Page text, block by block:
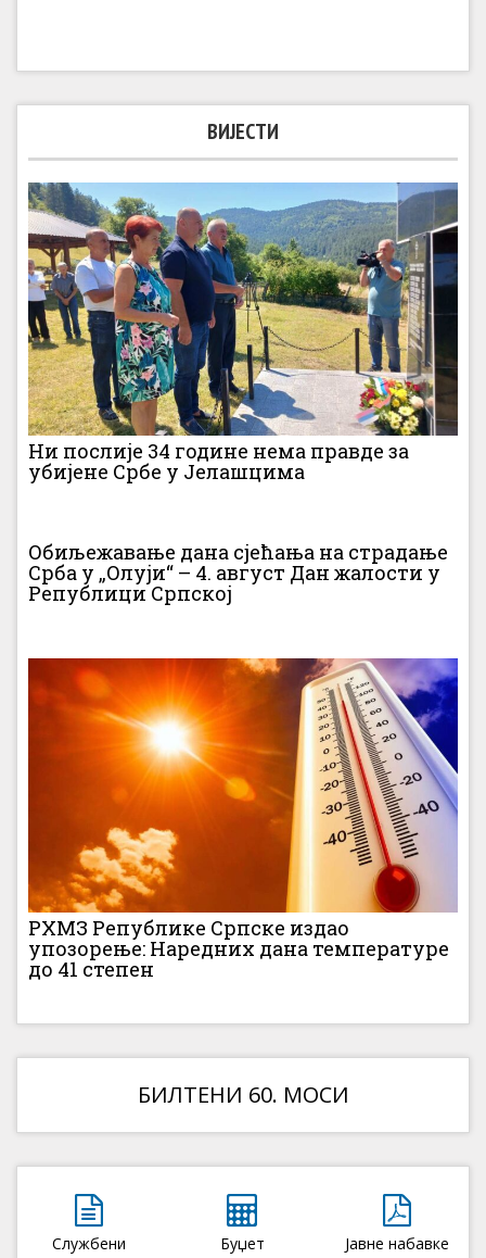
ВИЈЕСТИ
Ни послије 34 године нема правде за
убијене Србе у Јелашцима
Обиљежавање дана сјећања на страдање
Срба у „Олуји“ – 4. август Дан жалости у
Републици Српској
РХМЗ Републике Српске издао
упозорење: Наредних дана температуре
до 41 степен
БИЛТЕНИ 60. МОСИ
Службени
Буџет Јавне набавке